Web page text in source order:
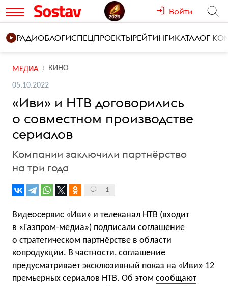
Войти
РАДИОБЛОГИСПЕЦПРОЕКТЫРЕЙТИНГИКАТАЛОГ
МЕДИА КИНО
05.10.2022
«Иви» и НТВ договорились
о совместном производстве
сериалов
Компании заключили партнёрство
на три года
1
Видеосервис «Иви» и телеканал НТВ (входит
в «Газпром-медиа») подписали соглашение
о стратегическом партнёрстве в области
копродукции. В частности, соглашение
предусматривает эксклюзивный показ на «Иви» 12
премьерных сериалов НТВ. Об этом сообщают